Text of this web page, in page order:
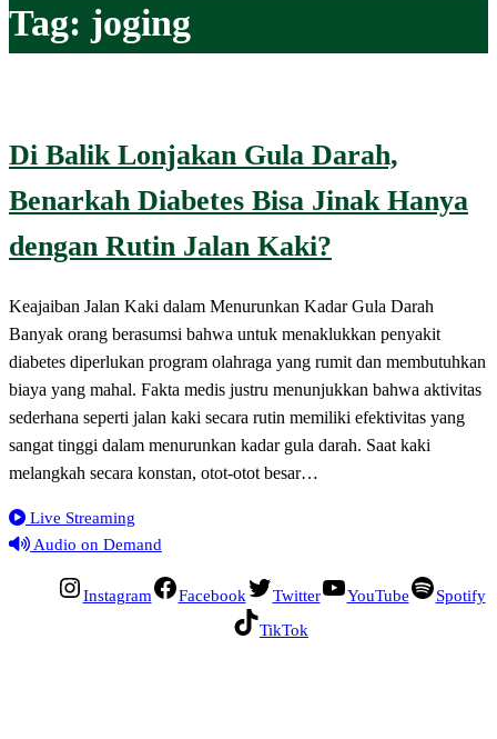
Tag: joging
Di Balik Lonjakan Gula Darah,
Benarkah Diabetes Bisa Jinak Hanya
dengan Rutin Jalan Kaki?
Keajaiban Jalan Kaki dalam Menurunkan Kadar Gula Darah
Banyak orang berasumsi bahwa untuk menaklukkan penyakit
diabetes diperlukan program olahraga yang rumit dan membutuhkan
biaya yang mahal. Fakta medis justru menunjukkan bahwa aktivitas
sederhana seperti jalan kaki secara rutin memiliki efektivitas yang
sangat tinggi dalam menurunkan kadar gula darah. Saat kaki
melangkah secara konstan, otot-otot besar…
Live Streaming
Audio on Demand
Instagram Facebook Twitter YouTube
Spotify
TikTok